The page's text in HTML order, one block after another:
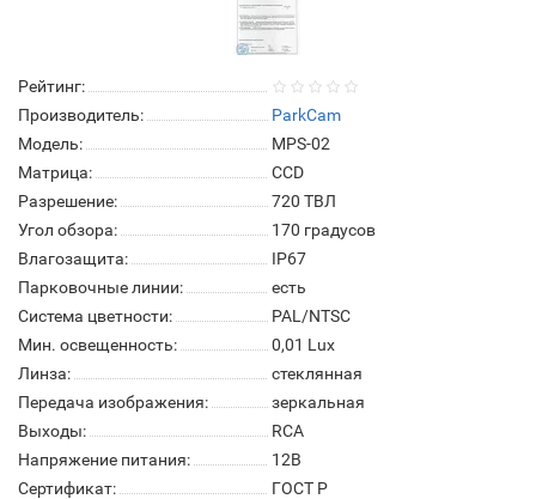
Рейтинг:
Производитель:
ParkCam
Модель:
MPS-02
Матрица:
СCD
Разрешение:
720 ТВЛ
Угол обзора:
170 градусов
Влагозащита:
IP67
Парковочные линии:
есть
Система цветности:
PAL/NTSC
Мин. освещенность:
0,01 Lux
Линза:
стеклянная
Передача изображения:
зеркальная
Выходы:
RCA
Напряжение питания:
12В
Сертификат:
ГОСТ Р